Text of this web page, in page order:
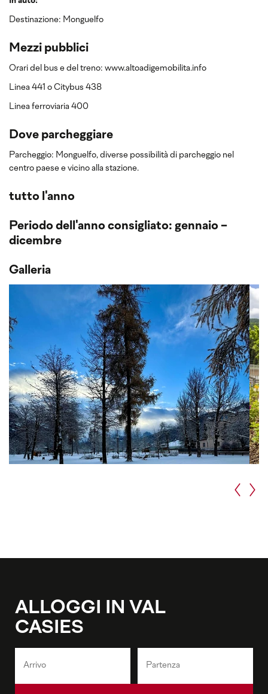
Destinazione: Monguelfo
Mezzi pubblici
Orari del bus e del treno: www.altoadigemobilita.info
Linea 441 o Citybus 438
Linea ferroviaria 400
Dove parcheggiare
Parcheggio: Monguelfo, diverse possibilità di parcheggio nel
centro paese e vicino alla stazione.
tutto l'anno
Periodo dell'anno consigliato: gennaio -
dicembre
Galleria
ALLOGGI IN VAL
CASIES